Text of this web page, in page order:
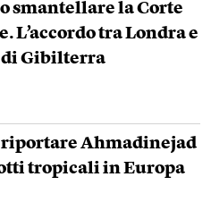
smantellare la Corte
tra Londra e
di Gibilterra
Ahmadinejad
tropicali in Europa